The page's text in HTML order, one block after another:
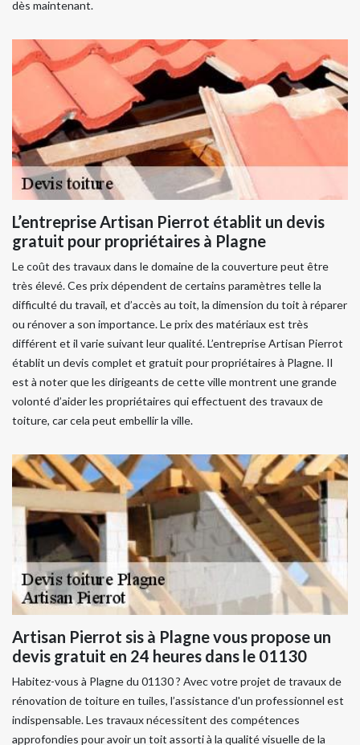
dès maintenant.
L’entreprise Artisan Pierrot établit un devis
gratuit pour propriétaires à Plagne
Le coût des travaux dans le domaine de la couverture peut être
très élevé. Ces prix dépendent de certains paramètres telle la
difficulté du travail, et d’accès au toit, la dimension du toit à réparer
ou rénover a son importance. Le prix des matériaux est très
différent et il varie suivant leur qualité. L’entreprise Artisan Pierrot
établit un devis complet et gratuit pour propriétaires à Plagne. Il
est à noter que les dirigeants de cette ville montrent une grande
volonté d’aider les propriétaires qui effectuent des travaux de
toiture, car cela peut embellir la ville.
Artisan Pierrot sis à Plagne vous propose un
devis gratuit en 24 heures dans le 01130
Habitez-vous à Plagne du 01130 ? Avec votre projet de travaux de
rénovation de toiture en tuiles, l’assistance d'un professionnel est
indispensable. Les travaux nécessitent des compétences
approfondies pour avoir un toit assorti à la qualité visuelle de la